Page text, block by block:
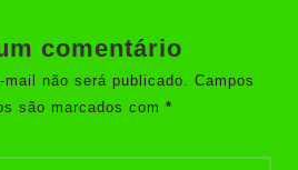
comentário
não será publicado. Campos
são marcados com *